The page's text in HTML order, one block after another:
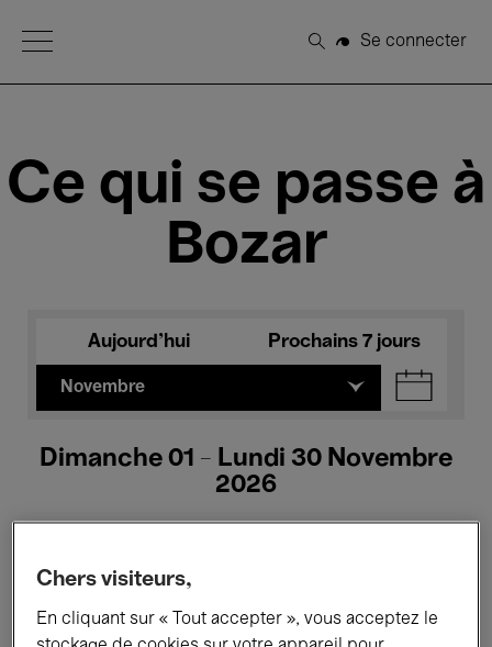
Open Menu
Rechercher
Se connecter
Ce qui se passe à
Bozar
Aujourd'hui Prochains 7 jours
Novembre
Dimanche 01 - Lundi 30 Novembre
2026
Tous les événements Concerts
Chers visiteurs,
En cliquant sur « Tout accepter », vous acceptez le